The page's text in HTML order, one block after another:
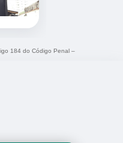
184 do Código Penal –